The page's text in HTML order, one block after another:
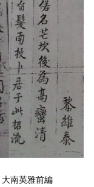
大南英雅前編